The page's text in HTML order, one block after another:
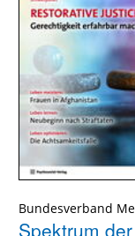
Bundesverband
Spektrum